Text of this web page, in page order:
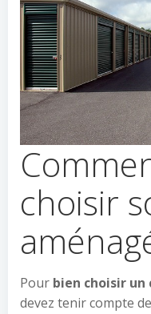
choisir
Pour bien choisir
devez tenir compte